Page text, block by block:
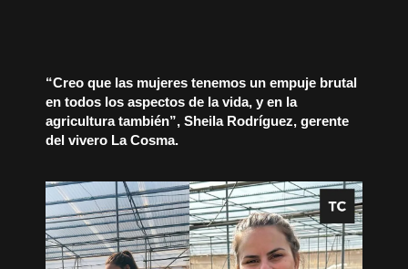
“Creo que las mujeres tenemos un empuje brutal
en todos los aspectos de la vida, y en la
agricultura también”, Sheila Rodríguez, gerente
del vivero La Cosma.